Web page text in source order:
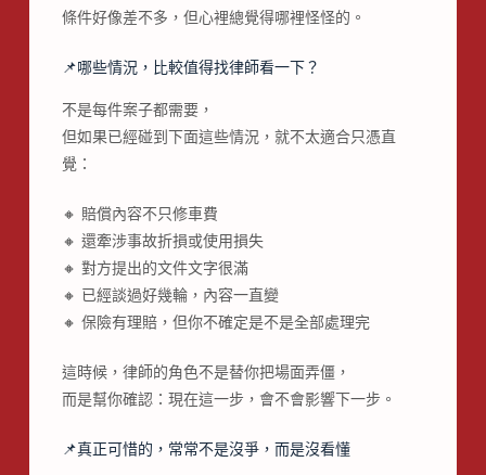
條件好像差不多，但心裡總覺得哪裡怪怪的。
📌哪些情況，比較值得找律師看一下？
不是每件案子都需要，
但如果已經碰到下面這些情況，就不太適合只憑直
覺：
🔸 賠償內容不只修車費
🔸 還牽涉事故折損或使用損失
🔸 對方提出的文件文字很滿
🔸 已經談過好幾輪，內容一直變
🔸 保險有理賠，但你不確定是不是全部處理完
這時候，律師的角色不是替你把場面弄僵，
而是幫你確認：現在這一步，會不會影響下一步。
📌真正可惜的，常常不是沒爭，而是沒看懂